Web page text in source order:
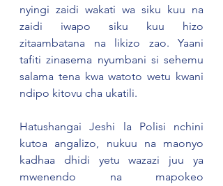
nyingi zaidi wakati wa siku kuu na
zaidi iwapo siku kuu hizo
zitaambatana na likizo zao. Yaani
tafiti zinasema nyumbani si sehemu
salama tena kwa watoto wetu kwani
ndipo kitovu cha ukatili.
Hatushangai Jeshi la Polisi nchini
kutoa angalizo, nukuu na maonyo
kadhaa dhidi yetu wazazi juu ya
mwenendo na mapokeo